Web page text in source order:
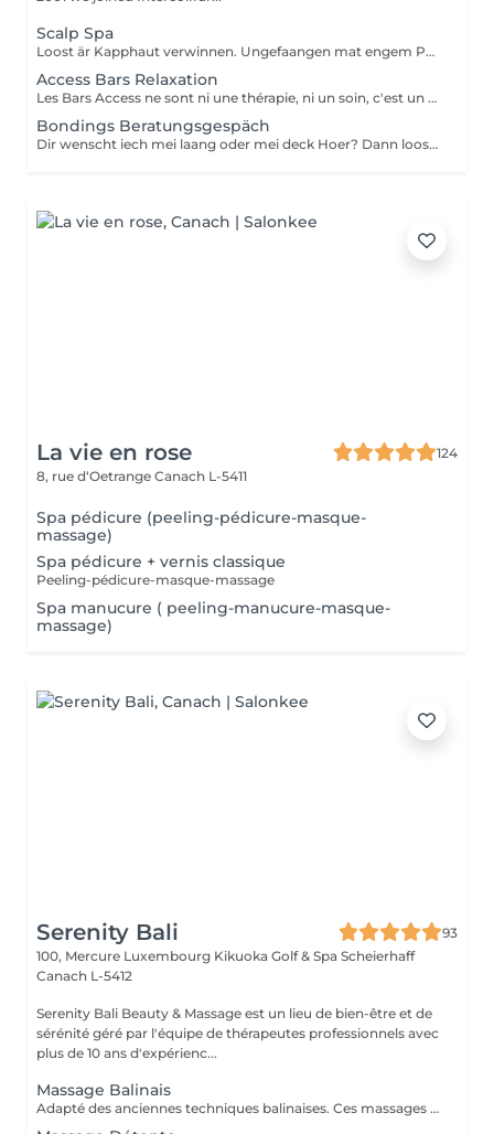
Scalp Spa
Loost är Kapphaut verwinnen. Ungefaangen mat engem Peeling vun der Kapphaut mam passenden Ueleg dran. Dono kreien och d Längten an Spetzen mat enger Fusiodose dei neideg Opmierksamkeet. Zum Schluss geneisst dir en Kapphautmassage mat der Scalp Brush an dem Fortifying scalp serum.
Access Bars Relaxation
Les Bars Access ne sont ni une thérapie, ni un soin, c'est un outil qui favorise le fameux « lâcher-prise ». La stimulation de ces points entraîne un relâchement des blocages mentaux, provoque une relaxation intense et lorsque touchés doucement, ils relâchent sans effort, tout ce qui empêche de recevoir.
Bondings Beratungsgespäch
Dir wenscht iech mei laang oder mei deck Hoer? Dann loost iech proffessionel beroden.
La vie en rose
124
8, rue d‘Oetrange Canach L-5411
Spa pédicure (peeling-pédicure-masque-
massage)
Spa pédicure + vernis classique
Peeling-pédicure-masque-massage
Spa manucure ( peeling-manucure-masque-
massage)
Serenity Bali
93
100, Mercure Luxembourg Kikuoka Golf & Spa Scheierhaff
Canach L-5412
Serenity Bali Beauty & Massage est un lieu de bien-être et de
sérénité géré par l'équipe de thérapeutes professionnels avec
plus de 10 ans d'expérienc...
Massage Balinais
Adapté des anciennes techniques balinaises. Ces massages des tissus profonds soulagent les tensions corporelles et favorisent de meilleurs habitudes de sommeil.